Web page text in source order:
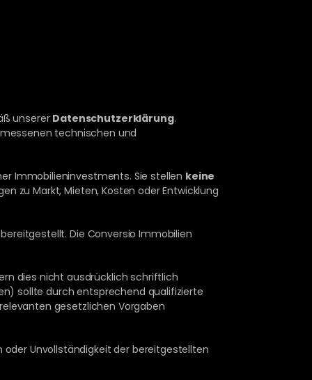
unserer Datenschutzerklärung.
technischen und
Immobilieninvestments. Sie stellen keine
zu Markt, Mieten, Kosten oder Entwicklung
Die Conversio Immobilien
dies nicht ausdrücklich schriftlich
sollte durch entsprechend qualifizierte
gesetzlichen Vorgaben
Unvollständigkeit der bereitgestellten